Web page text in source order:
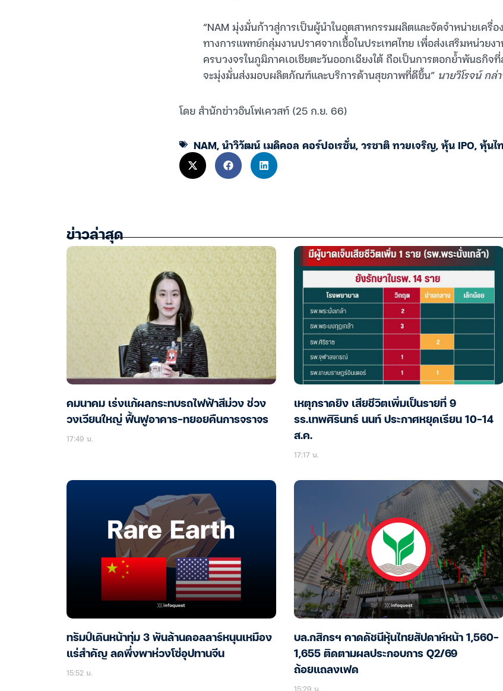
“NAM มุ่งมั่นก้าวสู่การเป็นผู้นำในอุตสาหกรรมผลิตและจัดจำหน่ายเครื่
ทางการแพทย์กลุ่มงานปราศจากเชื้อในประเทศไทย เพื่อส่งเสริมหน่วย
ครบวงจรในภูมิภาคเอเชียตะวันออกเฉียงใต้ ถือเป็นการตอกย้ำพันธกิ
จะมุ่งมั่นส่งมอบผลิตภัณฑ์และบริการด้านสุขภาพที่ดีขึ้น” นายวิโรจน์ กล่
โดย สำนักข่าวอินโฟเควสท์ (25 ก.ย. 66)
NAM,นำวิวัฒน์ เมดิคอล คอร์ปอเรชั่น,วรชาติ ทวยเจริญ,หุ้น IPO,หุ้นไ
ข่าวล่าสุด
คมนาคม เร่งแก้ผลกระทบรถไฟฟ้าสีม่วง ช่วง
วงเวียนใหญ่ ฟื้นฟูอาคาร-ทยอยคืนการจราจร
17:49 น.
เหตุกราดยิง เสียชีวิตเพิ่มเป็นรายที่ 9
รร.เทพศิรินทร์ นนท์ ประกาศหยุดเรียน 10-14
ส.ค.
17:17 น.
ทรัมป์เดินหน้าทุ่ม 3 พันล้านดอลลาร์หนุนเหมือง
แร่สำคัญ ลดพึ่งพาห่วงโซ่อุปทานจีน
15:52 น.
บล.กสิกรฯ คาดดัชนีหุ้นไทยสัปดาห์หน้า 1,560-
1,655 ติดตามผลประกอบการ Q2/69
ถ้อยแถลงเฟด